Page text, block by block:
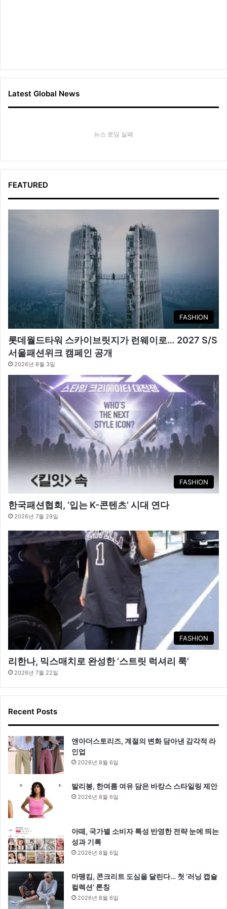
Latest Global News
뉴스 로딩 실패
FEATURED
FASHION
롯데월드타워 스카이브릿지가 런웨이로… 2027 S/S
서울패션위크 캠페인 공개
2026년 8월 3일
FASHION
한국패션협회, ‘입는 K-콘텐츠’ 시대 연다
2026년 7월 29일
FASHION
리한나, 믹스매치로 완성한 ‘스트릿 럭셔리 룩’
2026년 7월 22일
Recent Posts
앤아더스토리즈, 계절의 변화 담아낸 감각적 라
인업
2026년 8월 6일
발리봉, 한여름 여유 담은 바캉스 스타일링 제안
2026년 8월 6일
아떼, 국가별 소비자 특성 반영한 전략 눈에 띄는
성과 기록
2026년 8월 6일
마뗑킴, 콘크리트 도심을 달린다… 첫 ‘러닝 캡슐
컬렉션’ 론칭
2026년 8월 6일